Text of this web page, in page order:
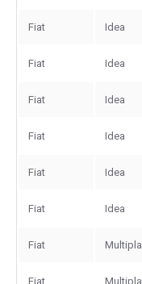
Fiat Idea
Fiat Idea
Fiat Idea
Fiat Idea
Fiat Idea
Fiat Idea
Fiat Multipla
Fiat Multipla